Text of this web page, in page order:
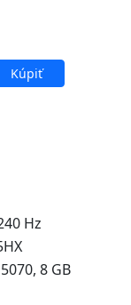
Kúpiť
Hz
8 GB